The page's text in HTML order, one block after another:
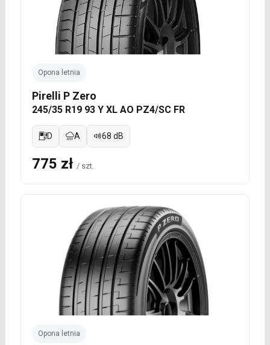
Opona letnia
Pirelli P Zero
245/35 R19 93 Y XL AO PZ4/SC FR
D A 68 dB
775 zł / szt.
Opona letnia